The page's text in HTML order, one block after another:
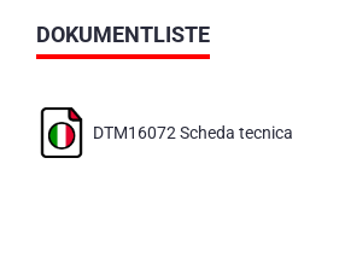
DOKUMENTLISTE
DTM16072 Scheda tecnica